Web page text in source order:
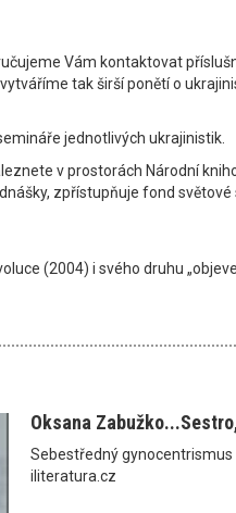
Vám kontaktovat
tak širší ponětí o
jednotlivých ukrajinistik.
v prostorách Národní
zpřístupňuje fond světové
(2004) i svého druhu
Oksana
Sebestředný gynocentrismus
iliteratura.cz